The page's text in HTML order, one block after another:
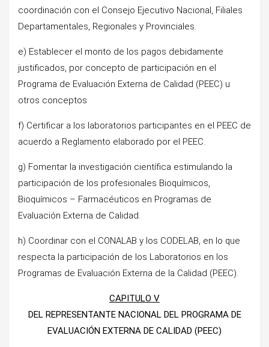
coordinación con el Consejo Ejecutivo Nacional, Filiales
Departamentales, Regionales y Provinciales.
e) Establecer el monto de los pagos debidamente
justificados, por concepto de participación en el
Programa de Evaluación Externa de Calidad (PEEC) u
otros conceptos
f) Certificar a los laboratorios participantes en el PEEC de
acuerdo a Reglamento elaborado por el PEEC.
g) Fomentar la investigación científica estimulando la
participación de los profesionales Bioquímicos,
Bioquímicos – Farmacéuticos en Programas de
Evaluación Externa de Calidad.
h) Coordinar con el CONALAB y los CODELAB, en lo que
respecta la participación de los Laboratorios en los
Programas de Evaluación Externa de la Calidad (PEEC).
CAPITULO V
DEL REPRESENTANTE NACIONAL DEL PROGRAMA DE
EVALUACIÓN EXTERNA DE CALIDAD (PEEC)